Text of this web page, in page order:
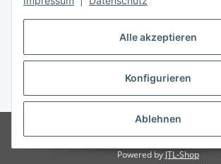
Alle akzeptieren
Konfigurieren
Ablehnen
* Alle Preise inkl. gesetzlicher USt., ** siehe
Versand
Powered by JTL-Shop